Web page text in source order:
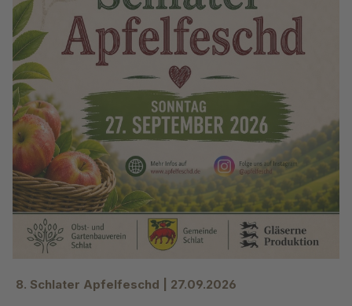
8. Schlater Apfelfeschd | 27.09.2026